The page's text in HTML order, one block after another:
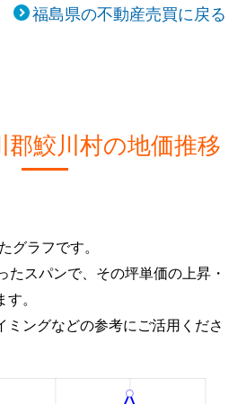
福島県の不動産売買に戻る
郡鮫川村の地価推移
グラフです。
たスパンで、その坪単価の上昇・
。
ミングなどの参考にご活用くださ